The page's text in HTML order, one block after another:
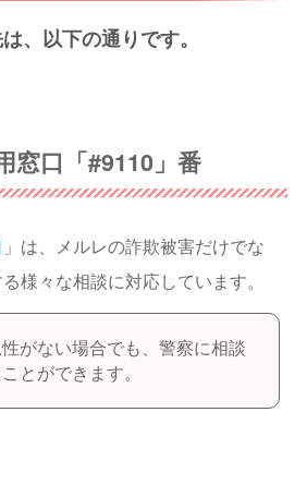
、以下の通りです。
窓口「#9110」番
」は、メルレの詐欺被害だけでな
様々な相談に対応しています。
がない場合でも、警察に相談
とができます。